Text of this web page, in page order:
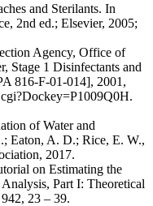
and Sterilants. In
2nd ed.; Elsevier, 2005;
Agency, Office of
Stage 1 Disinfectants and
816-F-01-014], 2001,
of Water and
Eaton, A. D.; Rice, E. W.,
2017.
on Estimating the
Part I: Theoretical
23 – 39.